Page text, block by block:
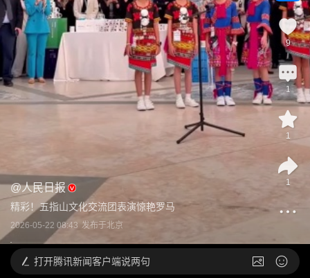
@人民日报
精彩！五指山文化交流团表演惊艳罗马
2026-05-22 08:43 发布于北京
9
1
1
1
打开腾讯新闻客户端说两句